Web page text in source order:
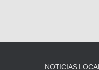
NOTICIAS LOCAL